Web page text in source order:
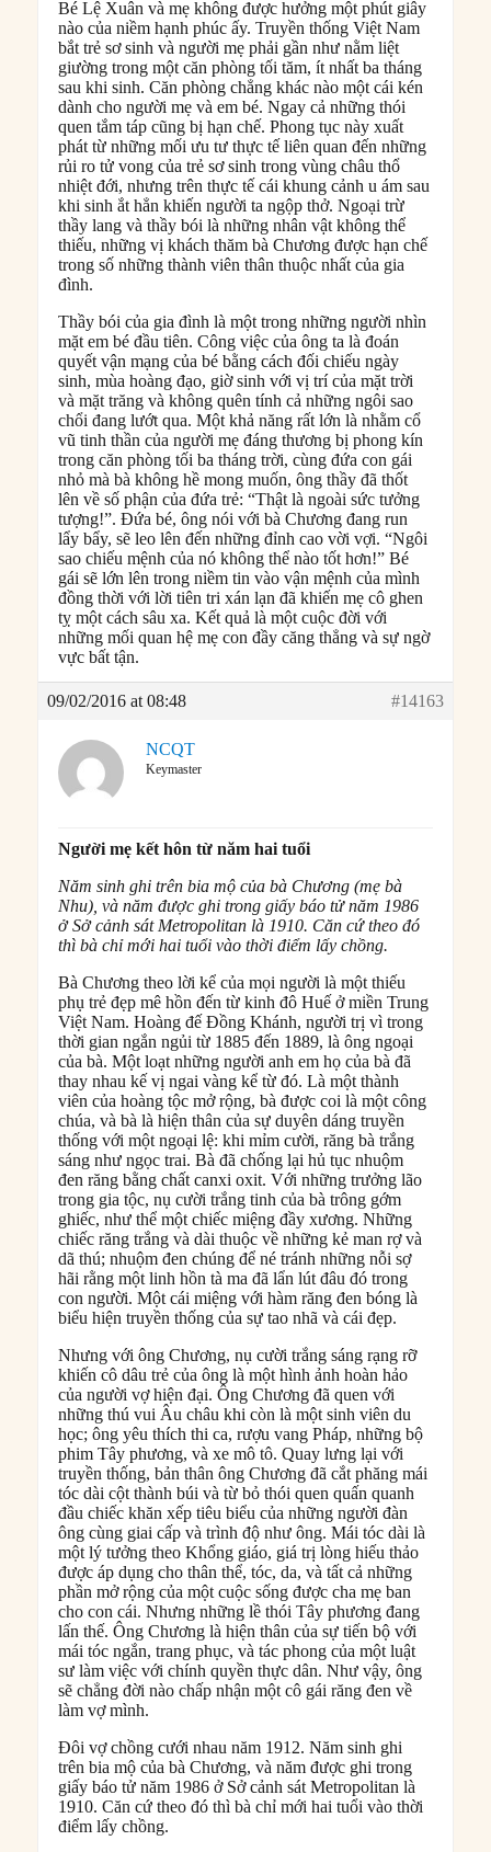
Bé Lệ Xuân và mẹ không được hưởng một phút giây
nào của niềm hạnh phúc ấy. Truyền thống Việt Nam
bắt trẻ sơ sinh và người mẹ phải gần như nằm liệt
giường trong một căn phòng tối tăm, ít nhất ba tháng
sau khi sinh. Căn phòng chẳng khác nào một cái kén
dành cho người mẹ và em bé. Ngay cả những thói
quen tắm táp cũng bị hạn chế. Phong tục này xuất
phát từ những mối ưu tư thực tế liên quan đến những
rủi ro tử vong của trẻ sơ sinh trong vùng châu thổ
nhiệt đới, nhưng trên thực tế cái khung cảnh u ám sau
khi sinh ắt hẳn khiến người ta ngộp thở. Ngoại trừ
thầy lang và thầy bói là những nhân vật không thể
thiếu, những vị khách thăm bà Chương được hạn chế
trong số những thành viên thân thuộc nhất của gia
đình.
Thầy bói của gia đình là một trong những người nhìn
mặt em bé đầu tiên. Công việc của ông ta là đoán
quyết vận mạng của bé bằng cách đối chiếu ngày
sinh, mùa hoàng đạo, giờ sinh với vị trí của mặt trời
và mặt trăng và không quên tính cả những ngôi sao
chổi đang lướt qua. Một khả năng rất lớn là nhằm cổ
vũ tinh thần của người mẹ đáng thương bị phong kín
trong căn phòng tối ba tháng trời, cùng đứa con gái
nhỏ mà bà không hề mong muốn, ông thầy đã thốt
lên về số phận của đứa trẻ: “Thật là ngoài sức tưởng
tượng!”. Đứa bé, ông nói với bà Chương đang run
lẩy bẩy, sẽ leo lên đến những đỉnh cao vời vợi. “Ngôi
sao chiếu mệnh của nó không thể nào tốt hơn!” Bé
gái sẽ lớn lên trong niềm tin vào vận mệnh của mình
đồng thời với lời tiên tri xán lạn đã khiến mẹ cô ghen
tỵ một cách sâu xa. Kết quả là một cuộc đời với
những mối quan hệ mẹ con đầy căng thẳng và sự ngờ
vực bất tận.
09/02/2016 at 08:48 #14163
NCQT
Keymaster
Người mẹ kết hôn từ năm hai tuổi
Năm sinh ghi trên bia mộ của bà Chương (mẹ bà
Nhu), và năm được ghi trong giấy báo tử năm 1986
ở Sở cảnh sát Metropolitan là 1910. Căn cứ theo đó
thì bà chỉ mới hai tuổi vào thời điểm lấy chồng.
Bà Chương theo lời kể của mọi người là một thiếu
phụ trẻ đẹp mê hồn đến từ kinh đô Huế ở miền Trung
Việt Nam. Hoàng đế Đồng Khánh, người trị vì trong
thời gian ngắn ngủi từ 1885 đến 1889, là ông ngoại
của bà. Một loạt những người anh em họ của bà đã
thay nhau kế vị ngai vàng kể từ đó. Là một thành
viên của hoàng tộc mở rộng, bà được coi là một công
chúa, và bà là hiện thân của sự duyên dáng truyền
thống với một ngoại lệ: khi mỉm cười, răng bà trắng
sáng như ngọc trai. Bà đã chống lại hủ tục nhuộm
đen răng bằng chất canxi oxit. Với những trưởng lão
trong gia tộc, nụ cười trắng tinh của bà trông gớm
ghiếc, như thể một chiếc miệng đầy xương. Những
chiếc răng trắng và dài thuộc về những kẻ man rợ và
dã thú; nhuộm đen chúng để né tránh những nỗi sợ
hãi rằng một linh hồn tà ma đã lẩn lút đâu đó trong
con người. Một cái miệng với hàm răng đen bóng là
biểu hiện truyền thống của sự tao nhã và cái đẹp.
Nhưng với ông Chương, nụ cười trắng sáng rạng rỡ
khiến cô dâu trẻ của ông là một hình ảnh hoàn hảo
của người vợ hiện đại. Ông Chương đã quen với
những thú vui Âu châu khi còn là một sinh viên du
học; ông yêu thích thi ca, rượu vang Pháp, những bộ
phim Tây phương, và xe mô tô. Quay lưng lại với
truyền thống, bản thân ông Chương đã cắt phăng mái
tóc dài cột thành búi và từ bỏ thói quen quấn quanh
đầu chiếc khăn xếp tiêu biểu của những người đàn
ông cùng giai cấp và trình độ như ông. Mái tóc dài là
một lý tưởng theo Khổng giáo, giá trị lòng hiếu thảo
được áp dụng cho thân thể, tóc, da, và tất cả những
phần mở rộng của một cuộc sống được cha mẹ ban
cho con cái. Nhưng những lề thói Tây phương đang
lấn thế. Ông Chương là hiện thân của sự tiến bộ với
mái tóc ngắn, trang phục, và tác phong của một luật
sư làm việc với chính quyền thực dân. Như vậy, ông
sẽ chẳng đời nào chấp nhận một cô gái răng đen về
làm vợ mình.
Đôi vợ chồng cưới nhau năm 1912. Năm sinh ghi
trên bia mộ của bà Chương, và năm được ghi trong
giấy báo tử năm 1986 ở Sở cảnh sát Metropolitan là
1910. Căn cứ theo đó thì bà chỉ mới hai tuổi vào thời
điểm lấy chồng.